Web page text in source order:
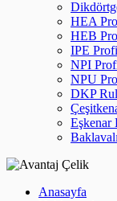
HEA
HEB
IPE
NPI
NPU
DKP
Eşkenar
Anasayfa